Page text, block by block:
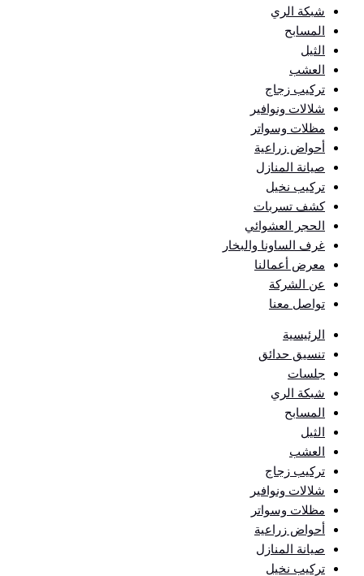
شبكة الري
المسابح
الثيل
العشب
تركيب زجاج
شلالات ونوافير
مظلات وسواتر
أحواض زراعية
صيانة المنازل
تركيب نخيل
كشف تسربات
الحجر العشوائي
غرف الساونا والبخار
معرض أعمالنا
عن الشركة
تواصل معنا
الرئيسية
تنسيق حدائق
جلسات
شبكة الري
المسابح
الثيل
العشب
تركيب زجاج
شلالات ونوافير
مظلات وسواتر
أحواض زراعية
صيانة المنازل
تركيب نخيل